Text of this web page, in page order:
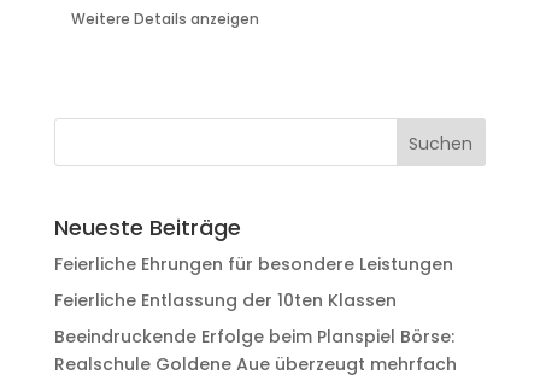
Weitere Details anzeigen
Neueste Beiträge
Feierliche Ehrungen für besondere Leistungen
Feierliche Entlassung der 10ten Klassen
Beeindruckende Erfolge beim Planspiel Börse:
Realschule Goldene Aue überzeugt mehrfach